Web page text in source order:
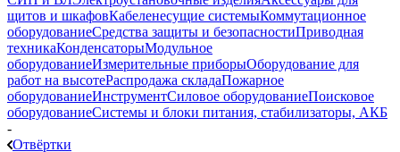
щитов и шкафовКабеленесущие системыКоммутационное
оборудованиеСредства защиты и безопасностиПриводная
техникаКонденсаторыМодульное
оборудованиеИзмерительные приборыОборудование для
работ на высотеРаспродажа складаПожарное
оборудованиеИнструментСиловое оборудованиеПоисковое
оборудованиеСистемы и блоки питания, стабилизаторы, АКБ
-
Отвёртки